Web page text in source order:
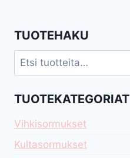
TUOTEHAKU
Etsi:
TUOTEKATEGORIAT
Vihkisormukset
Kultasormukset